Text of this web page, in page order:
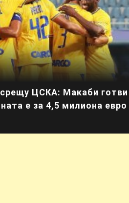
ЦСКА: Макаби готви
е за 4,5 милиона евро